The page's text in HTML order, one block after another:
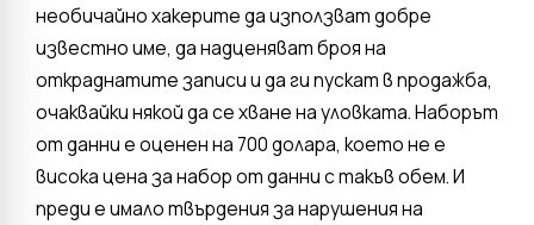
необичайно хакерите да използват добре
известно име, да надценяват броя на
откраднатите записи и да ги пускат в продажба,
очаквайки някой да се хване на уловката. Наборът
от данни е оценен на 700 долара, което не е
висока цена за набор от данни с такъв обем. И
преди е имало твърдения за нарушения на